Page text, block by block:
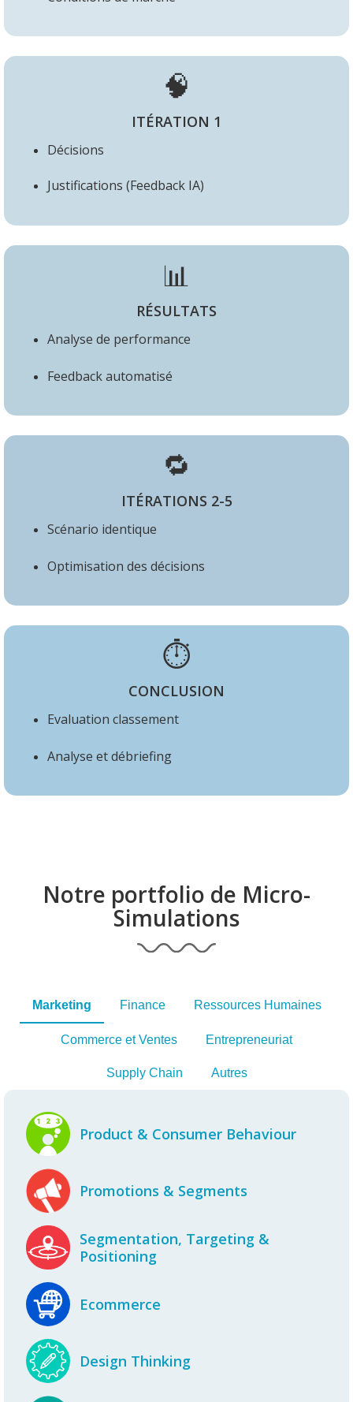
🧠
ITÉRATION 1
Décisions
Justifications (Feedback IA)
📊
RÉSULTATS
Analyse de performance
Feedback automatisé
🔁
ITÉRATIONS 2-5
Scénario identique
Optimisation des décisions
⏱️
CONCLUSION
Evaluation classement
Analyse et débriefing
Notre portfolio de Micro-
Simulations
Marketing Finance Ressources Humaines
Commerce et Ventes Entrepreneuriat
Supply Chain Autres
Product & Consumer Behaviour
Promotions & Segments
Segmentation, Targeting &
Positioning
Ecommerce
Design Thinking